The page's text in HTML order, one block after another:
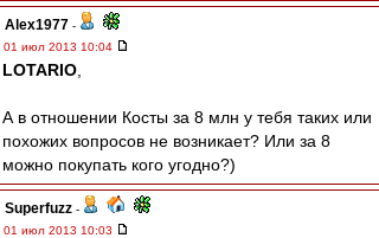
Alex1977 -
01 июл 2013 10:04
LOTARIO
А в отношении Косты за 8 млн у тебя таких или
похожих вопросов не возникает? Или за 8
можно покупать кого угодно?)
Superfuzz -
01 июл 2013 10:03